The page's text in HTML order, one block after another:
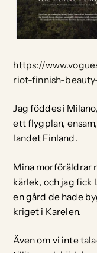
https://
riot-finnish-
Jag föddes i
ett flygplan,
landet Finland.
Mina morföräldrar
kärlek, och jag fick
en gård de hade
kriget i Karelen.
Även om vi inte